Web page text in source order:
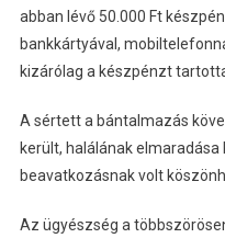
abban lévő 50.000 Ft
bankkártyával,
kizárólag a készpénzt
A sértett a bántalmazás
került, halálának
beavatkozásnak volt
Az ügyészség a